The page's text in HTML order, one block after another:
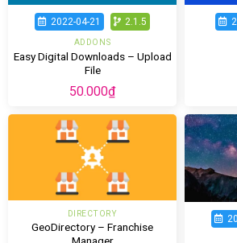
2022-04-21 2.1.5
ADDONS
Easy Digital Downloads – Upload
File
50.000₫
DIRECTORY
GeoDirectory – Franchise